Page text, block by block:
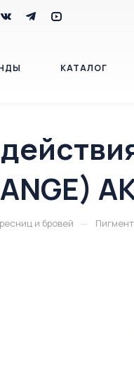
КАТАЛОГ
и бровей —